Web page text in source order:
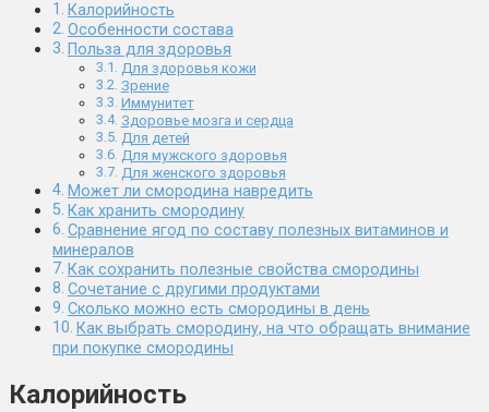
Калорийность
Особенности состава
Польза для здоровья
Для здоровья кожи
Зрение
Иммунитет
Здоровье мозга и сердца
Для детей
Для мужского здоровья
Для женского здоровья
Может ли смородина навредить
Как хранить смородину
Сравнение ягод по составу полезных витаминов и
минералов
Как сохранить полезные свойства смородины
Сочетание с другими продуктами
Сколько можно есть смородины в день
Как выбрать смородину, на что обращать внимание
при покупке смородины
Калорийность